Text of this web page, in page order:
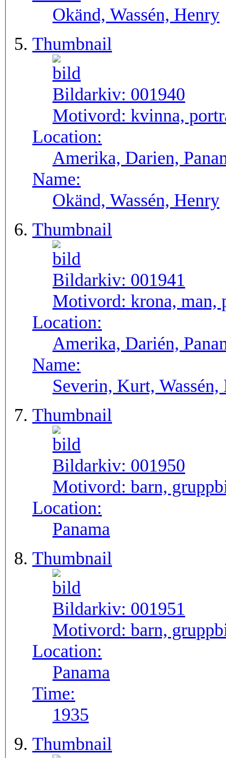
Okänd, Wassén, Henry
Thumbnail
Bildarkiv: 001940
Motivord: kvinna,
Location:
Amerika, Darien,
Name:
Okänd, Wassén, Henry
Thumbnail
Bildarkiv: 001941
Motivord: krona, man,
Location:
Amerika, Darién,
Name:
Severin, Kurt, Wassén,
Thumbnail
Bildarkiv: 001950
Motivord: barn,
Location:
Panama
Thumbnail
Bildarkiv: 001951
Motivord: barn,
Location:
Panama
Time:
1935
Thumbnail